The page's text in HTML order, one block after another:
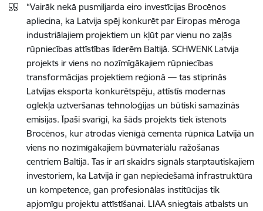
“Vairāk nekā pusmiljarda eiro investīcijas Brocēnos
apliecina, ka Latvija spēj konkurēt par Eiropas mēroga
industriālajiem projektiem un kļūt par vienu no zaļās
rūpniecības attīstības līderēm Baltijā. SCHWENK Latvija
projekts ir viens no nozīmīgākajiem rūpniecības
transformācijas projektiem reģionā — tas stiprinās
Latvijas eksporta konkurētspēju, attīstīs modernas
oglekļa uztveršanas tehnoloģijas un būtiski samazinās
emisijas. Īpaši svarīgi, ka šāds projekts tiek īstenots
Brocēnos, kur atrodas vienīgā cementa rūpnīca Latvijā un
viens no nozīmīgākajiem būvmateriālu ražošanas
centriem Baltijā. Tas ir arī skaidrs signāls starptautiskajiem
investoriem, ka Latvijā ir gan nepieciešamā infrastruktūra
un kompetence, gan profesionālas institūcijas tik
apjomīgu projektu attīstīšanai. LIAA sniegtais atbalsts un